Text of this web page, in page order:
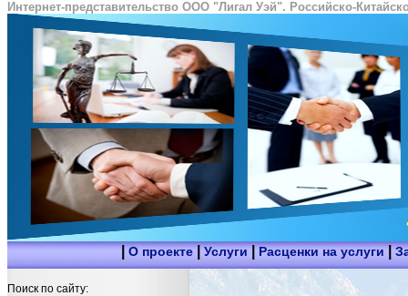
Интернет-представительство ООО "Лигал Уэй". Российско-
|О проекте|Услуги |Расценки на услуги|
Поиск по сайту: